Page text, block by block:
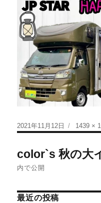
2021年11月12日 1439 ×
color`s 秋の大
内で公開
最近の投稿